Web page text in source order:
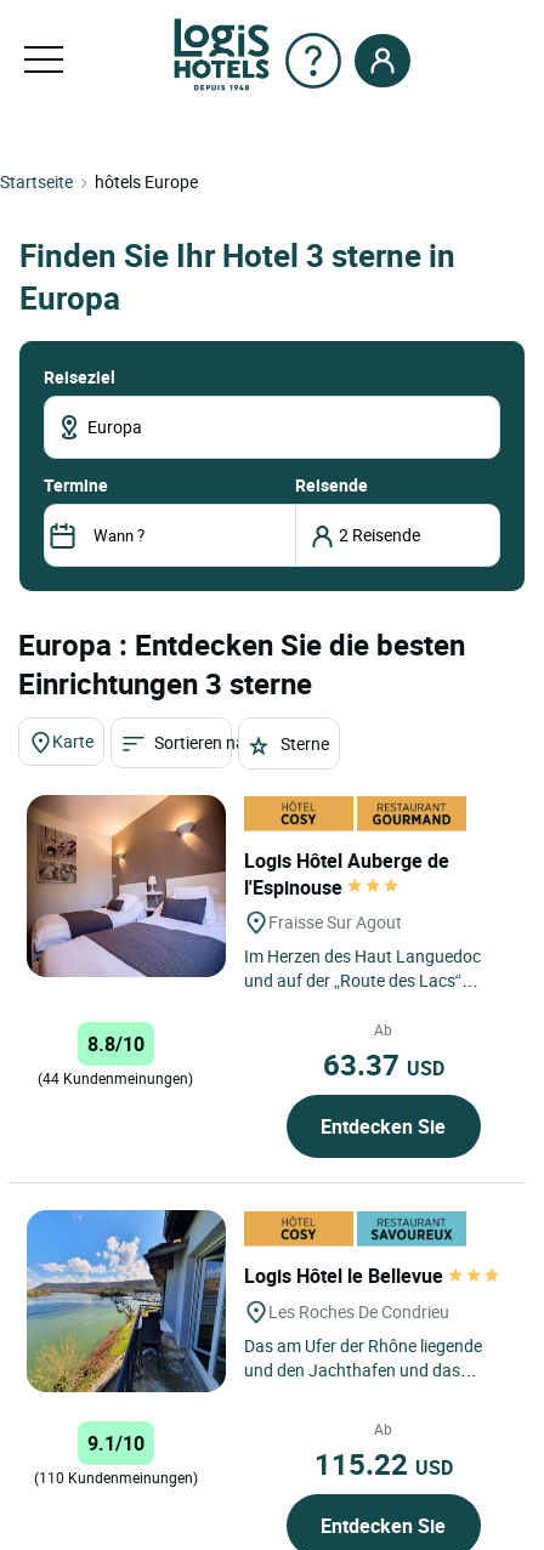
Startseite hôtels Europe
Finden Sie Ihr Hotel 3 sterne in
Europa
Reiseziel
termine Reisende
Europa : Entdecken Sie die besten
Einrichtungen 3 sterne
Karte Sortieren nach Sterne
Logis Hôtel Auberge de
l'Espinouse
Fraisse Sur Agout
Im Herzen des Haut Languedoc
und auf der „Route des Lacs“
l’Espinouse“ mit einer
traditionellen...
8.8/10
(44 Kundenmeinungen)
Ab
63.37 USD
Entdecken Sie
Logis Hôtel le Bellevue
Les Roches De Condrieu
Das am Ufer der Rhône liegende
und den Jachthafen und das
„Bellevue“ befindet sich...
9.1/10
(110 Kundenmeinungen)
Ab
115.22 USD
Entdecken Sie